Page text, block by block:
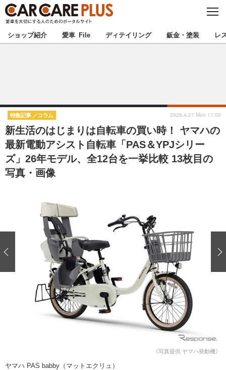
C
S
E
★カーケアプラス認定★ 厳選プロショップを地域から探す
甲信越 北陸
東海 関西
中国 四国
ショップレポート 愛車 File
自動車豆知識 ストップ！不具合修理＆粗悪修理
鈑金・塗装
ディテイリング
ディテイリング 洗車
ヘッドライト磨き コーティング
フィルム・ラッピング
鈑金・塗装
小キズ直し 防錆
特集記事
ストップ 不具合修理＆粗悪修理
カーメーカー「旧車」関連プロジェ
クト
ショップ紹介
ショップレポート プロショップ検索
コラム
インタビュー
イベントレポート
ショップ紹介 愛車 File ディテイリング 鈑金・塗装 レ
新生活のはじまりは自転車の買い時！ ヤマハの
最新電動アシスト自転車「PAS＆YPJシリー
ズ」26年モデル、全12台を一挙比較 13枚目の
写真・画像
特集記事 コラム 2026.4.27 Mon 17:00
《写真提供 ヤマハ発動機》
ヤマハ PAS babby（マットエクリュ）